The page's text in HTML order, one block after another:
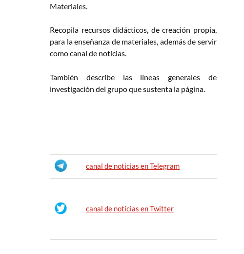
Materiales.
Recopila recursos didácticos, de creación propia,
para la enseñanza de materiales, además de servir
como canal de noticias.
También describe las líneas generales de
investigación del grupo que sustenta la página.
canal de noticias en Telegram
canal de noticias en Twitter